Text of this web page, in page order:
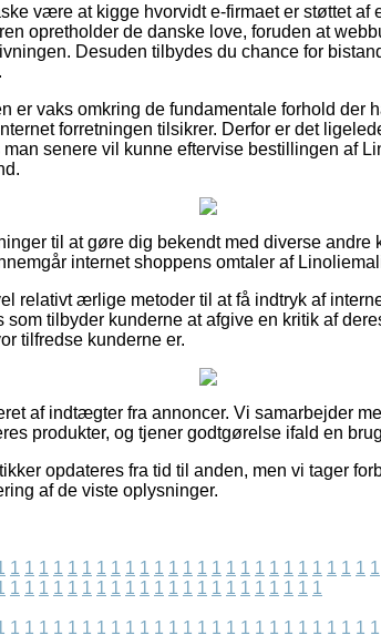
være at kigge hvorvidt e-firmaet er støttet
opretholder de danske love, foruden at
Desuden tilbydes du chance for
er vaks omkring de fundamentale forhold der
forretningen tilsikrer. Derfor er det
senere vil kunne eftervise bestillingen af
til at gøre dig bekendt med diverse andre
internet shoppens omtaler af
relativt ærlige metoder til at få indtryk af
tilbyder kunderne at afgive en kritik af
tilfredse kunderne er.
af indtægter fra annoncer. Vi samarbejder
produkter, og tjener godtgørelse ifald en
opdateres fra tid til anden, men vi tager
af de viste oplysninger.
1 1 1 1 1 1 1 1 1 1 1 1 1 1 1 1 1 1 1 1 1 1 1 1 1 1
1 1 1 1 1 1 1 1 1 1 1 1 1 1 1 1 1 1 1 1 1 1
1 1 1 1 1 1 1 1 1 1 1 1 1 1 1 1 1 1 1 1 1 1 1 1 1 1